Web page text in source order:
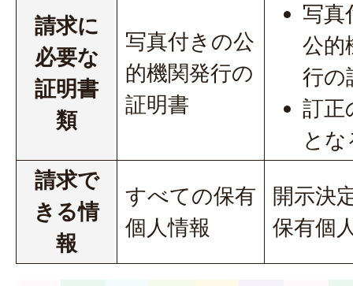
請求に
必要な
証明書
類
写真付きの公
的機関発行の
証明書
写真
公的
行の
訂正
と
請求で
きる情
報
すべての保有
個人情報
開示決
保有個